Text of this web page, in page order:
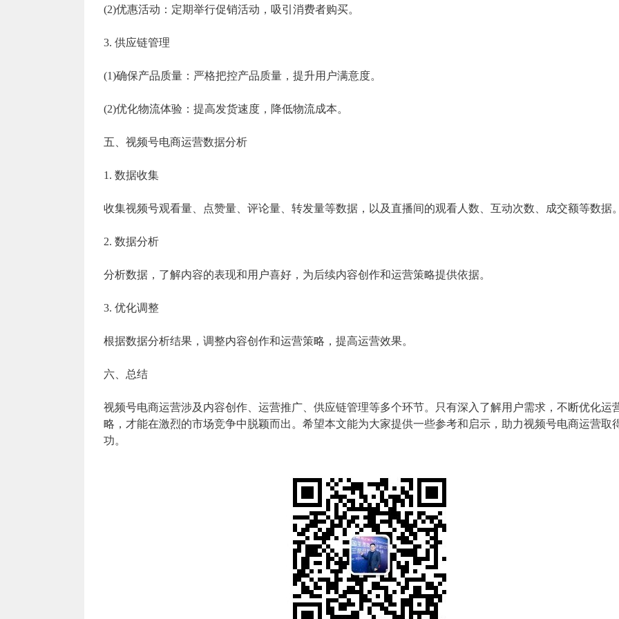
(2)优惠活动：定期举行促销活动，吸引消费者购买。
3. 供应链管理
(1)确保产品质量：严格把控产品质量，提升用户满意度。
(2)优化物流体验：提高发货速度，降低物流成本。
五、视频号电商运营数据分析
1. 数据收集
收集视频号观看量、点赞量、评论量、转发量等数据，以及直播间的观看人数、互动次数、成交额等数据
2. 数据分析
分析数据，了解内容的表现和用户喜好，为后续内容创作和运营策略提供依据。
3. 优化调整
根据数据分析结果，调整内容创作和运营策略，提高运营效果。
六、总结
视频号电商运营涉及内容创作、运营推广、供应链管理等多个环节。只有深入了解用户需求，不断优化运
略，才能在激烈的市场竞争中脱颖而出。希望本文能为大家提供一些参考和启示，助力视频号电商运营取
功。